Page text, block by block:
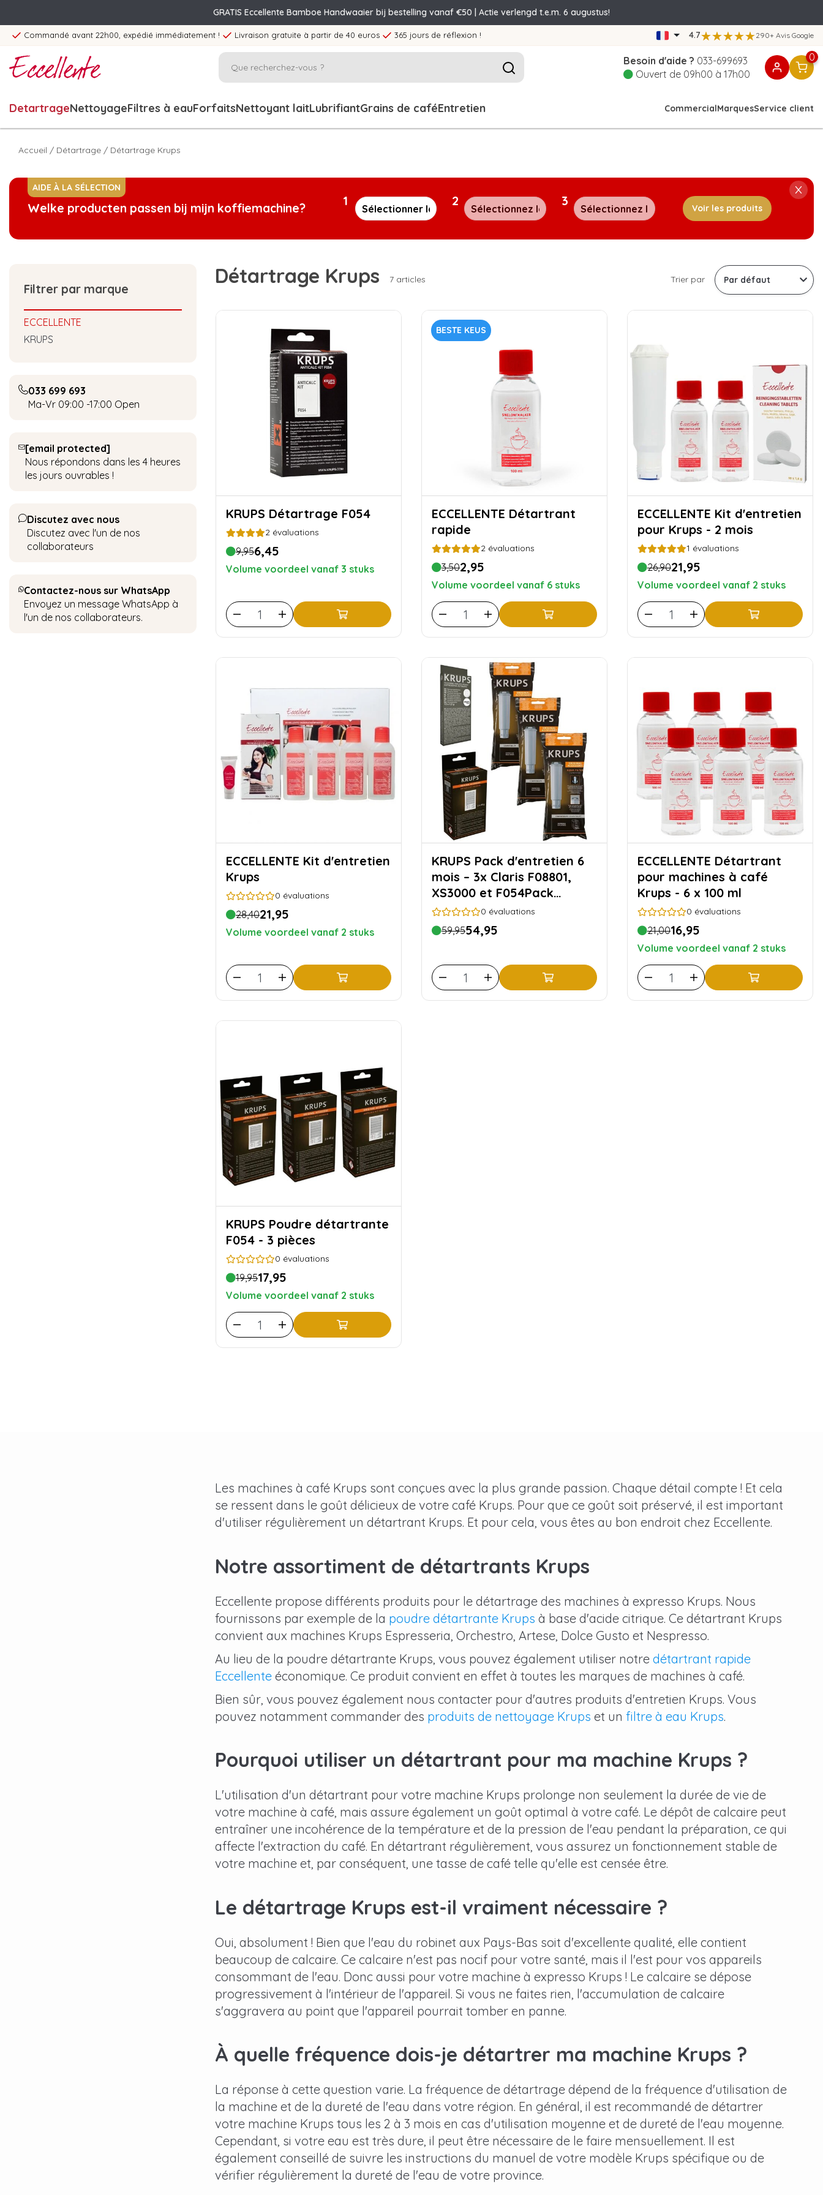
GRATIS Eccellente Bamboe Handwaaier bij bestelling vanaf €50 | Actie verlengd t.e.m. 6 augustus!
Commandé avant 22h00, expédié immédiatement ! Livraison gratuite à partir de 40 euros 365 jours de réflexion ! 4.7 290+ Avis Google
Besoin d'aide ? 033-699693
Ouvert de 09h00 à 17h00
0
DetartrageNettoyageFiltres à eauForfaitsNettoyant laitLubrifiantGrains de caféEntretien CommercialMarquesService client
Accueil / Détartrage / Détartrage Krups
AIDE À LA SÉLECTION
Welke producten passen bij mijn koffiemachine? 1 2 3 Voir les produits
Filtrer par marque
ECCELLENTE
KRUPS
033 699 693
Ma-Vr 09:00 -17:00 Open
[email protected]
Nous répondons dans les 4 heures
les jours ouvrables !
Discutez avec nous
Discutez avec l'un de nos
collaborateurs
Contactez-nous sur WhatsApp
Envoyez un message WhatsApp à
l'un de nos collaborateurs.
Détartrage Krups 7 articles Trier par
KRUPS Détartrage F054
2 évaluations
9,956,45
Volume voordeel vanaf 3 stuks
BESTE KEUS
ECCELLENTE Détartrant
rapide
2 évaluations
3,502,95
Volume voordeel vanaf 6 stuks
ECCELLENTE Kit d'entretien
pour Krups - 2 mois
1 évaluations
26,9021,95
Volume voordeel vanaf 2 stuks
ECCELLENTE Kit d'entretien
Krups
0 évaluations
28,4021,95
Volume voordeel vanaf 2 stuks
KRUPS Pack d'entretien 6
mois – 3x Claris F08801,
XS3000 et F054Pack
d'entretien 6 mois – 3x
Claris F08801, XS3000 et
F054
0 évaluations
59,9554,95
ECCELLENTE Détartrant
pour machines à café
Krups - 6 x 100 ml
0 évaluations
21,0016,95
Volume voordeel vanaf 2 stuks
KRUPS Poudre détartrante
F054 - 3 pièces
0 évaluations
19,9517,95
Volume voordeel vanaf 2 stuks
Les machines à café Krups sont conçues avec la plus grande passion. Chaque détail compte ! Et cela
se ressent dans le goût délicieux de votre café Krups. Pour que ce goût soit préservé, il est important
d'utiliser régulièrement un détartrant Krups. Et pour cela, vous êtes au bon endroit chez Eccellente.
Notre assortiment de détartrants Krups
Eccellente propose différents produits pour le détartrage des machines à expresso Krups. Nous
fournissons par exemple de la poudre détartrante Krups à base d'acide citrique. Ce détartrant Krups
convient aux machines Krups Espresseria, Orchestro, Artese, Dolce Gusto et Nespresso.
Au lieu de la poudre détartrante Krups, vous pouvez également utiliser notre détartrant rapide
Eccellente économique. Ce produit convient en effet à toutes les marques de machines à café.
Bien sûr, vous pouvez également nous contacter pour d'autres produits d'entretien Krups. Vous
pouvez notamment commander des produits de nettoyage Krups et un filtre à eau Krups.
Pourquoi utiliser un détartrant pour ma machine Krups ?
L'utilisation d'un détartrant pour votre machine Krups prolonge non seulement la durée de vie de
votre machine à café, mais assure également un goût optimal à votre café. Le dépôt de calcaire peut
entraîner une incohérence de la température et de la pression de l'eau pendant la préparation, ce qui
affecte l'extraction du café. En détartrant régulièrement, vous assurez un fonctionnement stable de
votre machine et, par conséquent, une tasse de café telle qu'elle est censée être.
Le détartrage Krups est-il vraiment nécessaire ?
Oui, absolument ! Bien que l'eau du robinet aux Pays-Bas soit d'excellente qualité, elle contient
beaucoup de calcaire. Ce calcaire n'est pas nocif pour votre santé, mais il l'est pour vos appareils
consommant de l'eau. Donc aussi pour votre machine à expresso Krups ! Le calcaire se dépose
progressivement à l'intérieur de l'appareil. Si vous ne faites rien, l'accumulation de calcaire
s'aggravera au point que l'appareil pourrait tomber en panne.
À quelle fréquence dois-je détartrer ma machine Krups ?
La réponse à cette question varie. La fréquence de détartrage dépend de la fréquence d'utilisation de
la machine et de la dureté de l'eau dans votre région. En général, il est recommandé de détartrer
votre machine Krups tous les 2 à 3 mois en cas d'utilisation moyenne et de dureté de l'eau moyenne.
Cependant, si votre eau est très dure, il peut être nécessaire de le faire mensuellement. Il est
également conseillé de suivre les instructions du manuel de votre modèle Krups spécifique ou de
vérifier régulièrement la dureté de l'eau de votre province.